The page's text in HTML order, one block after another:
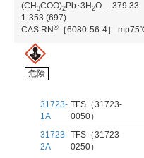
(CH 3COO)2 Pb･3H 2O ... 379.33
1-353 (697)
CAS RN ® ［6080-56-4］
危険
31723-
1A
TFS（31723-
0050）
31723-
2A
TFS（31723-
0250）